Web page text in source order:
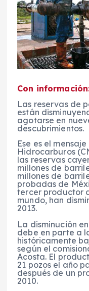
Con
Las reservas de
están
agotarse en
descubrimientos.
Ese es el
Hidrocarburos
las reservas
millones de
millones de
probadas de
tercer productor
mundo, han
2013.
La disminución
debe en parte a
históricamente
según el
Acosta. El
21 pozos el año
después de un
2010.